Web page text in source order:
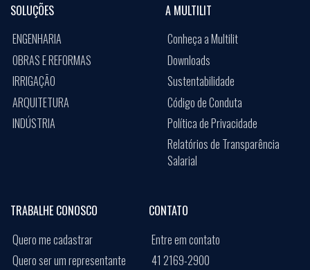
SOLUÇÕES
ENGENHARIA
OBRAS E REFORMAS
IRRIGAÇÃO
ARQUITETURA
INDÚSTRIA
A MULTILIT
Conheça a Multilit
Downloads
Sustentabilidade
Código de Conduta
Política de Privacidade
Relatórios de Transparência
Salarial
TRABALHE CONOSCO
Quero me cadastrar
Quero ser um representante
CONTATO
Entre em contato
41 2169-2900